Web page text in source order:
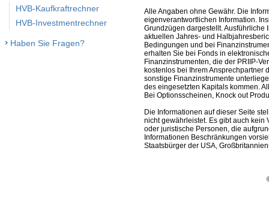
HVB-Kaufkraftrechner
HVB-Investmentrechner
Haben Sie Fragen?
Alle Angaben ohne Gewähr. Die
eigenverantwortlichen Information.
Grundzügen dargestellt.
aktuellen Jahres- und
Bedingungen und bei
erhalten Sie bei Fonds in
Finanzinstrumenten, die der PRIIP-
kostenlos bei Ihrem Ansprechpartner
sonstige Finanzinstrumente
des eingesetzten Kapitals kommen.
Bei Optionsscheinen, Knock out
Die Informationen auf dieser Seite
nicht gewährleistet. Es gibt auch kein
oder juristische Personen, die
Informationen Beschränkungen
Staatsbürger der USA,